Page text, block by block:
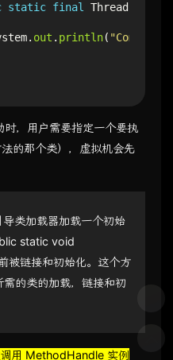
static final Thread
. out . println( "Compare
时，用户需要指定一个要执
的那个类），虚拟机会先
类加载器加载一个初始
static void
被链接和初始化。这个方
的类的加载，链接和初
调用 MethodHandle 实例